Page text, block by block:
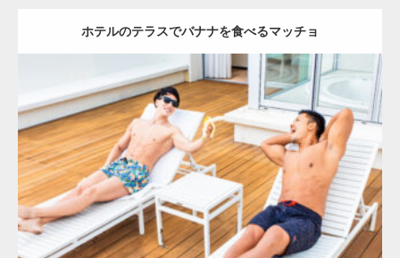
ホテルのテラスでバナナを食べるマッチョ
Update: 2023.02.11
Category:ホテルのマッチョ オレンジの人 AKIHITO(細マッチョ)
TOSHI(大胸筋) 宗像 (福岡)
ダウンロード